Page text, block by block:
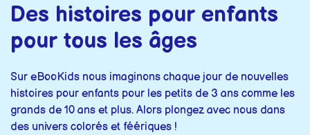
Des histoires pour enfants
pour tous les âges
Sur eBooKids nous imaginons chaque jour de nouvelles
histoires pour enfants pour les petits de 3 ans comme les
grands de 10 ans et plus. Alors plongez avec nous dans
des univers colorés et féériques !